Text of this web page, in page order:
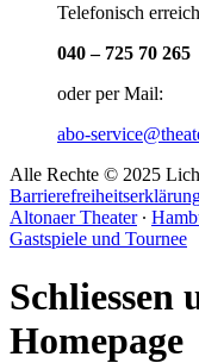
Telefonisch
040 – 725 70 265
oder per Mail:
abo-
Alle Rechte © 2025
Altonaer Theater∙
Gastspiele und Tournee
Schliessen
Homepage